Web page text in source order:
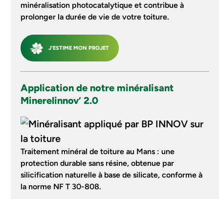
minéralisation photocatalytique et contribue à
prolonger la durée de vie de votre toiture.
J'ESTIME MON PROJET
Application de notre minéralisant
Minerelinnov’ 2.0
Traitement minéral de toiture au Mans : une
protection durable sans résine, obtenue par
silicification naturelle à base de silicate, conforme à
la norme NF T 30-808.